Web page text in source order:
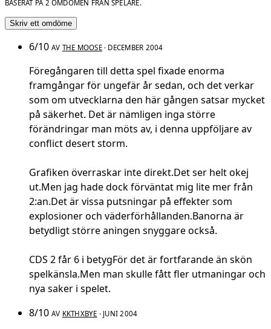
BASERAT PÅ 2 OMDÖMEN FRÅN SPELARE.
Skriv ett omdöme
6/10 AV THE MOOSE· DECEMBER 2004
Föregångaren till detta spel fixade enorma
framgångar för ungefär år sedan, och det verkar
som om utvecklarna den här gången satsar mycket
på säkerhet. Det är nämligen inga större
förändringar man möts av, i denna uppföljare av
conflict desert storm.
Grafiken överraskar inte direkt.Det ser helt okej
ut.Men jag hade dock förväntat mig lite mer från
2:an.Det är vissa putsningar på effekter som
explosioner och väderförhållanden.Banorna är
betydligt större aningen snyggare också.
CDS 2 får 6 i betygFör det är fortfarande än skön
spelkänsla.Men man skulle fått fler utmaningar och
nya saker i spelet.
8/10 AV KKTHXBYE · JUNI 2004